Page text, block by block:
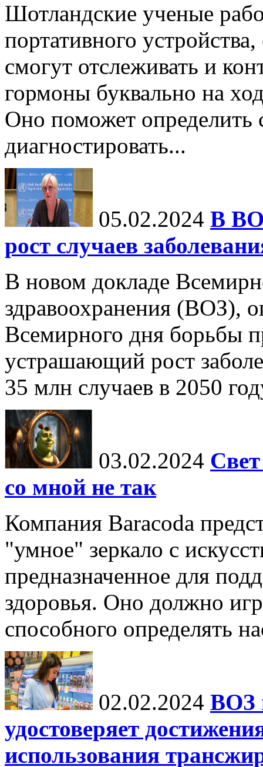
Шотландские ученые
портативного
смогут отслеживать и
гормоны буквально на
Оно поможет
диагностировать...
05.02.2024 В
рост случаев
В новом докладе
здравоохранения (ВОЗ),
Всемирного дня борьбы
устрашающий рост
35 млн случаев в 2050
03.02.2024
со мной не так
Компания Baracoda
"умное" зеркало с
предназначенное для
здоровья. Оно должно
способного определять
02.02.2024 ВОЗ
удостоверяет
использования